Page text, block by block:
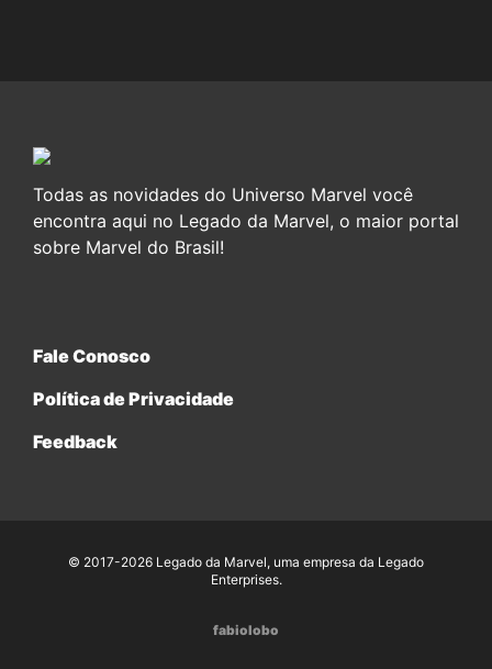
Todas as novidades do Universo Marvel você
encontra aqui no Legado da Marvel, o maior portal
sobre Marvel do Brasil!
Fale Conosco
Política de Privacidade
Feedback
© 2017-2026 Legado da Marvel, uma empresa da Legado
Enterprises.
fabiolobo